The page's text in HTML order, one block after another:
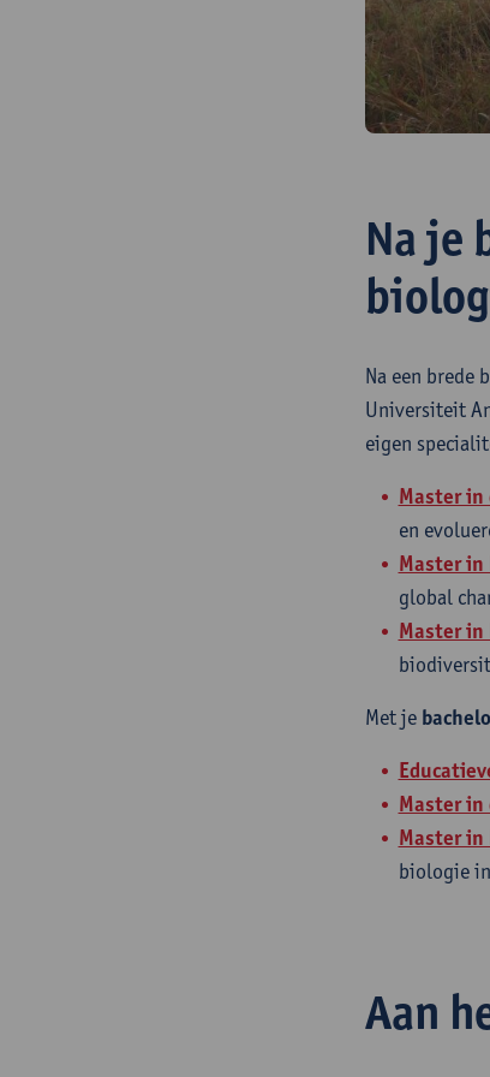
Na je
Na een brede
Universiteit
eigen
Master in
en
Master in
global
Master in
Met je
Master
Master in
biologie
Aan